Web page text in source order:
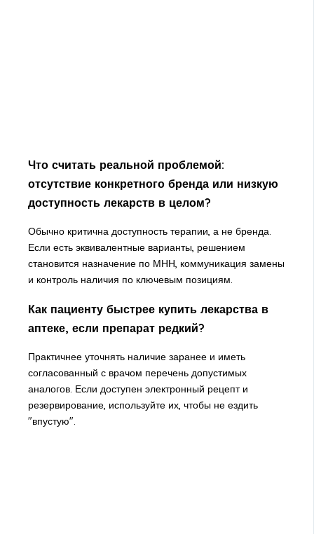
Что считать реальной проблемой:
отсутствие конкретного бренда или низкую
доступность лекарств в целом?
Обычно критична доступность терапии, а не бренда.
Если есть эквивалентные варианты, решением
становится назначение по МНН, коммуникация замены
и контроль наличия по ключевым позициям.
Как пациенту быстрее купить лекарства в
аптеке, если препарат редкий?
Практичнее уточнять наличие заранее и иметь
согласованный с врачом перечень допустимых
аналогов. Если доступен электронный рецепт и
резервирование, используйте их, чтобы не ездить
"впустую".